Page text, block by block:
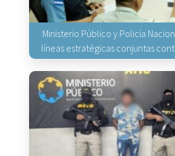
Ministerio Público y Policía
líneas estratégicas conjuntas